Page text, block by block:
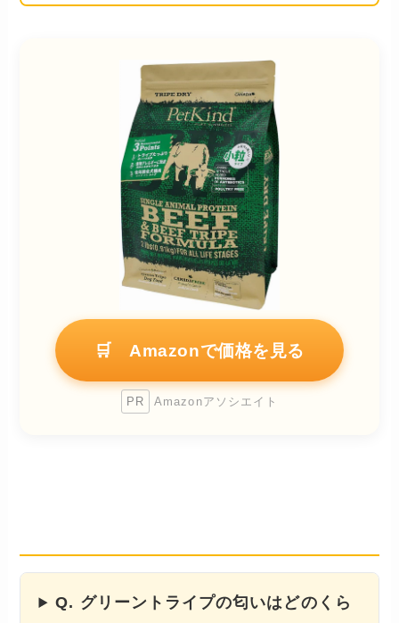
🛒 Amazonで価格を見る
PR Amazonアソシエイト
Q. グリーントライプの匂いはどのくら